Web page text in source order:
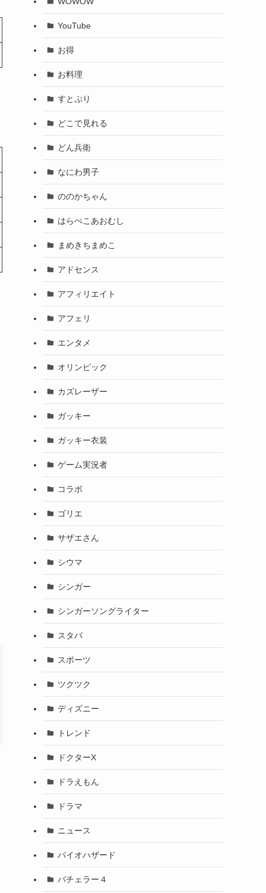
YouTube
お得
お料理
すとぷり
どこで見れる
どん兵衛
なにわ男子
ののかちゃん
はらぺこあおむし
まめきちまめこ
アドセンス
アフィリエイト
アフェリ
エンタメ
オリンピック
カズレーザー
ガッキー
ガッキー衣装
ゲーム実況者
コラボ
ゴリエ
サザエさん
シウマ
シンガー
シンガーソングライター
スタバ
スポーツ
ツクツク
ディズニー
トレンド
ドクターX
ドラえもん
ドラマ
ニュース
バイオハザード
バチェラー４